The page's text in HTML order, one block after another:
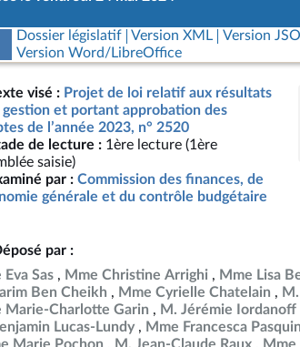
Dossier législatif Version XML Version
Version Word/LibreOffice
visé : Projet de loi relatif aux résultats
gestion et portant approbation des
de l’année 2023, n° 2520
de lecture : 1ère lecture (1ère
saisie)
par : Commission des finances, de
générale et du contrôle budgétaire
par :
Eva Sas
Mme Christine Arrighi
Mme Lisa
Ben Cheikh
Mme Cyrielle Chatelain
Marie-Charlotte Garin
M. Jérémie Iordanoff
Lucas-Lundy
Mme Francesca